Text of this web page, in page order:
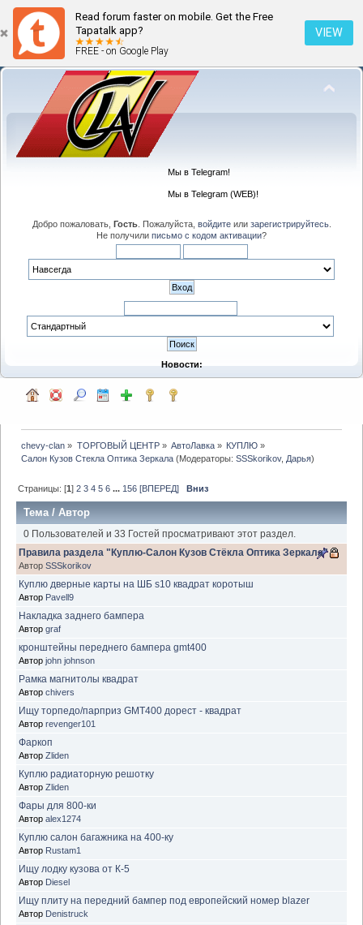
Read forum faster on mobile. Get the Free
Tapatalk app?
FREE - on Google Play
VIEW
Мы в Telegram!
Мы в Telegram (WEB)!
Добро пожаловать, Гость. Пожалуйста, войдитеили зарегистрируйтесь.
Не получили письмо с кодом активации?
Новости:
chevy-clan » ТОРГОВЫЙ ЦЕНТР» АвтоЛавка» КУПЛЮ »
Салон Кузов Стекла Оптика Зеркала (Модераторы:SSSkorikov, Дарья)
Страницы: [1]2 3 4 5 6 ... 156 [ВПЕРЕД] Вниз
Тема /Автор
0 Пользователей и 33 Гостей просматривают этот раздел.
Правила раздела "Куплю-Салон Кузов Стёкла Оптика Зеркала"
Автор SSSkorikov
Куплю дверные карты на ШБ s10 квадрат коротыш
Автор Pavell9
Накладка заднего бампера
Автор graf
кронштейны переднего бампера gmt400
Автор john johnson
Рамка магнитолы квадрат
Автор chivers
Ищу торпедо/парприз GMT400 дорест - квадрат
Автор revenger101
Фаркоп
Автор Zliden
Куплю радиаторную решотку
Автор Zliden
Фары для 800-ки
Автор alex1274
Куплю салон багажника на 400-ку
Автор Rustam1
Ищу лодку кузова от К-5
Автор Diesel
Ищу плиту на передний бампер под европейский номер blazer
Автор Denistruck